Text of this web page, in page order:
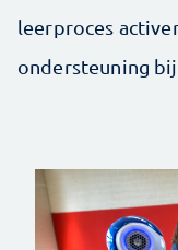
leerproces
ondersteuning bij